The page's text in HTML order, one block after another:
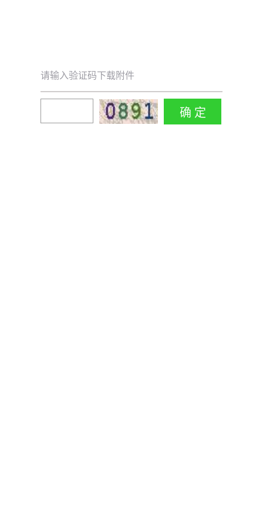
请输入验证码下载附件